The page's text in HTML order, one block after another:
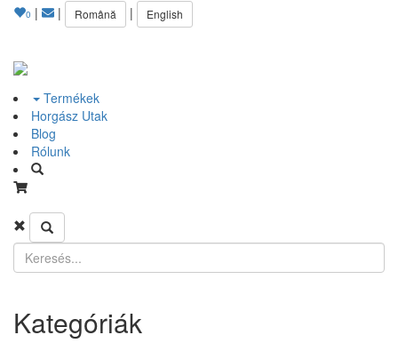
0 | | Română | English
Termékek
Horgász Utak
Blog
Rólunk
Kategóriák